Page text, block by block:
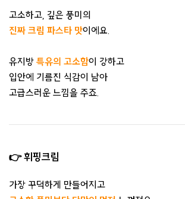
고소하고, 깊은 풍미의
진짜 크림 파스타 맛이에요.
유지방 특유의 고소함이 강하고
입안에 기름진 식감이 남아
고급스러운 느낌을 주죠.
👉 휘핑크림
가장 꾸덕하게 만들어지고